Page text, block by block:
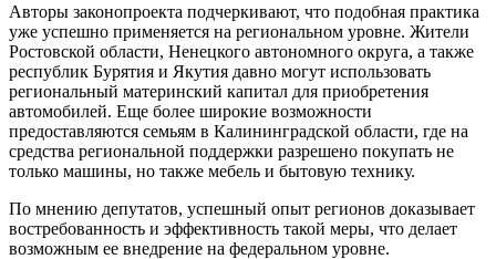
Авторы законопроекта подчеркивают, что подобная практика
уже успешно применяется на региональном уровне. Жители
Ростовской области, Ненецкого автономного округа, а также
республик Бурятия и Якутия давно могут использовать
региональный материнский капитал для приобретения
автомобилей. Еще более широкие возможности
предоставляются семьям в Калининградской области, где на
средства региональной поддержки разрешено покупать не
только машины, но также мебель и бытовую технику.
По мнению депутатов, успешный опыт регионов доказывает
востребованность и эффективность такой меры, что делает
возможным ее внедрение на федеральном уровне.